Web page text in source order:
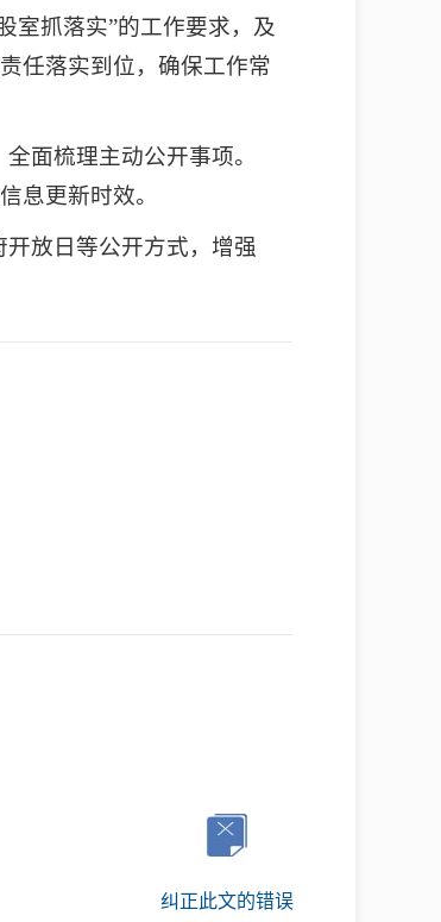
室抓落实”的工作要求，及
任落实到位，确保工作常
面梳理主动公开事项。
息更新时效。
放日等公开方式，增强
纠正此文的错误